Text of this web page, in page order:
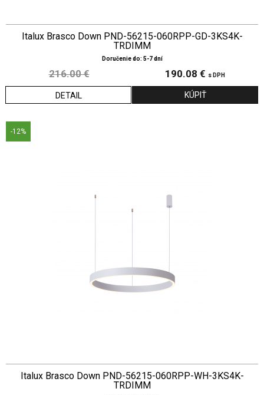
Italux Brasco Down PND-56215-060RPP-GD-3KS4K-
TRDIMM
Doručenie do: 5-7 dní
216.00 € 190.08 € s DPH
DETAIL
-12%
Italux Brasco Down PND-56215-060RPP-WH-3KS4K-
TRDIMM